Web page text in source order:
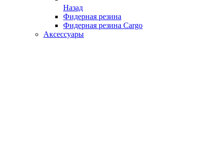
Назад
Фидерная резина
Фидерная резина Cargo
Аксессуары